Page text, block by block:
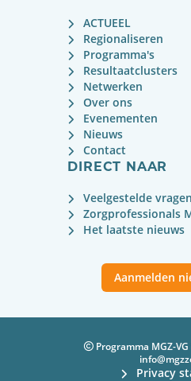
ACTUEEL
Regionaliseren
Programma's
Resultaatclusters
Netwerken
Over ons
Evenementen
Nieuws
Contact
DIRECT NAAR
Veelgestelde vragen
Zorgprofessionals
Het laatste nieuws
Aanmelden
Programma MGZ-
Privacy